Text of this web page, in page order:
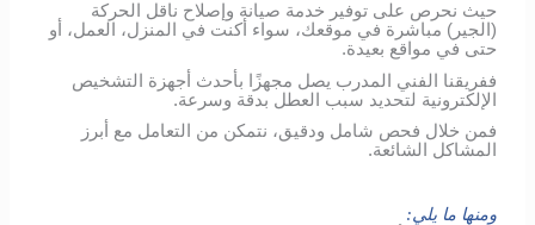
حيث نحرص على توفير خدمة صيانة وإصلاح ناقل الحركة
(الجير) مباشرة في موقعك، سواء أكنت في المنزل، العمل، أو
حتى في مواقع بعيدة.
ففريقنا الفني المدرب يصل مجهزًا بأحدث أجهزة التشخيص
الإلكترونية لتحديد سبب العطل بدقة وسرعة.
فمن خلال فحص شامل ودقيق، نتمكن من التعامل مع أبرز
المشاكل الشائعة.
ومنها ما يلي: